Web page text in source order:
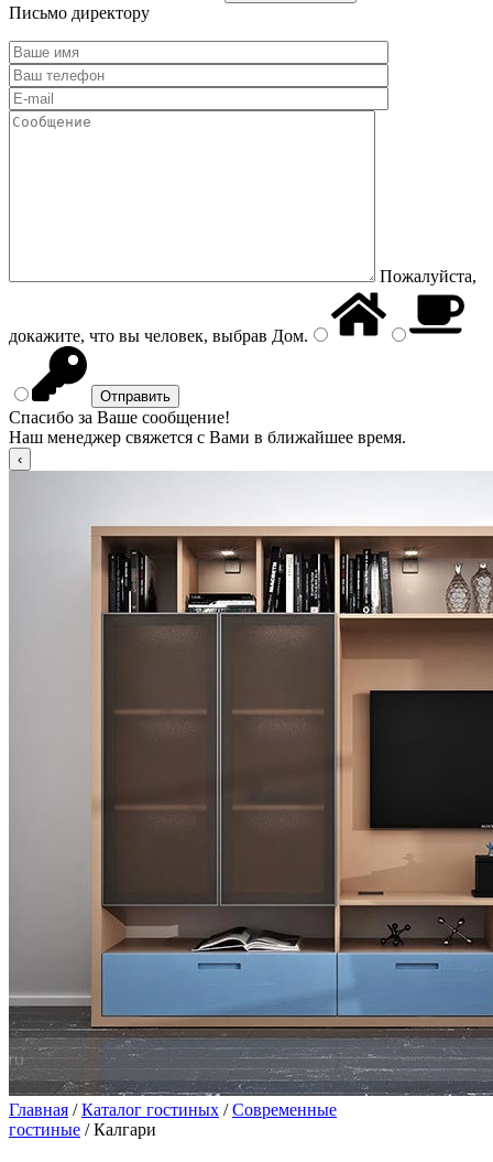
Письмо директору
Пожалуйста,
докажите, что вы человек, выбрав Дом.
Спасибо за Ваше сообщение!
Наш менеджер свяжется с Вами в ближайшее время.
Главная /Каталог гостиных /Современные
гостиные / Калгари